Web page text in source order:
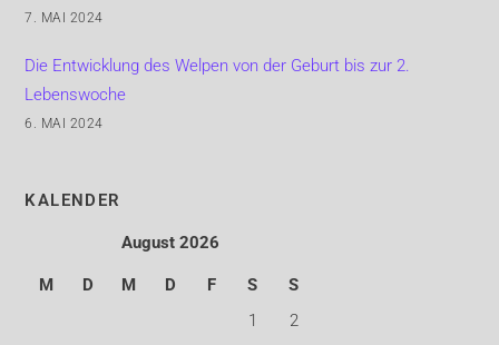
7. MAI 2024
Die Entwicklung des Welpen von der Geburt bis zur 2.
Lebenswoche
6. MAI 2024
KALENDER
August 2026
M D M D F S
S
1
2